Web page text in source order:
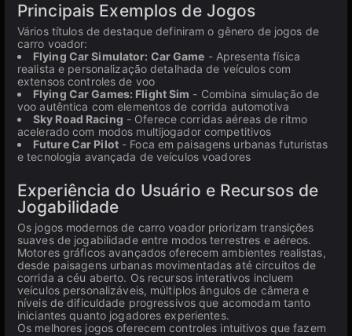
Principais Exemplos de Jogos
Vários títulos de destaque definiram o gênero de jogos de
carro voador:
Flying Car Simulator: Car Game - Apresenta física
realista e personalização detalhada de veículos com
extensos controles de voo
Flying Car Games: Flight Sim - Combina simulação de
voo autêntica com elementos de corrida automotiva
Sky Road Racing - Oferece corridas aéreas de ritmo
acelerado com modos multijogador competitivos
Future Car Pilot- Foca em paisagens urbanas futuristas
e tecnologia avançada de veículos voadores
Experiência do Usuário e Recursos de
Jogabilidade
Os jogos modernos de carro voador priorizam transições
suaves de jogabilidade entre modos terrestres e aéreos.
Motores gráficos avançados oferecem ambientes realistas,
desde paisagens urbanas movimentadas até circuitos de
corrida a céu aberto. Os recursos interativos incluem
veículos personalizáveis, múltiplos ângulos de câmera e
níveis de dificuldade progressivos que acomodam tanto
iniciantes quanto jogadores experientes.
Os melhores jogos oferecem controles intuitivos que fazem